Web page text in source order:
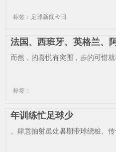
标签：足球新闻今日
法国、西班牙、英格兰、
而然，的喜悦有突围，步的可惜
标签：
年训练忙足球少
、肆意抽射虽处暑期带球绕桩、